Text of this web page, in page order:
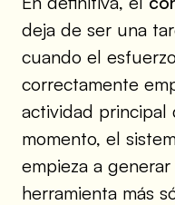
deja de ser una
cuando el
correctamente
actividad principal
momento, el
empieza a
herramienta más